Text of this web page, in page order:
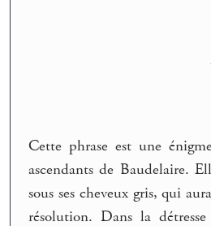
Cette phrase est une
ascendants de Baudelaire.
sous ses cheveux gris, qui
résolution. Dans la